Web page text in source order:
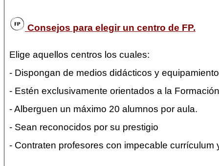
Consejos para elegir un centro de FP.
Elige aquellos centros los cuales:
- Dispongan de medios didácticos y
- Estén exclusivamente orientados a la
- Alberguen un máximo 20 alumnos por aula.
- Sean reconocidos por su prestigio
- Contraten profesores con impecable currículum